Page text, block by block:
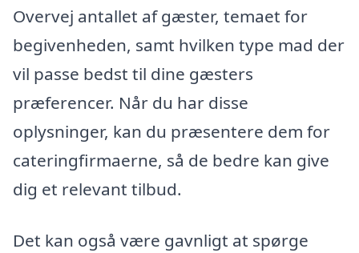
Overvej antallet af gæster, temaet for
begivenheden, samt hvilken type mad der
vil passe bedst til dine gæsters
præferencer. Når du har disse
oplysninger, kan du præsentere dem for
cateringfirmaerne, så de bedre kan give
dig et relevant tilbud.
Det kan også være gavnligt at spørge